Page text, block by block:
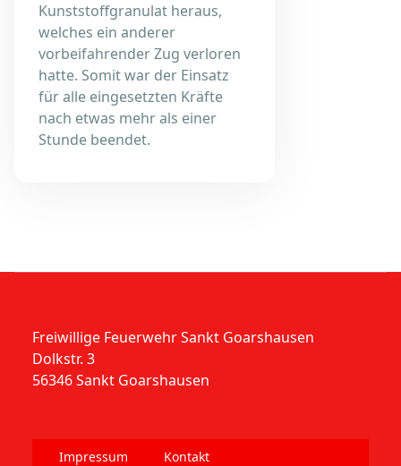
Kunststoffgranulat heraus,
welches ein anderer
vorbeifahrender Zug verloren
hatte. Somit war der Einsatz
für alle eingesetzten Kräfte
nach etwas mehr als einer
Stunde beendet.
Freiwillige Feuerwehr Sankt Goarshausen
Dolkstr. 3
56346 Sankt Goarshausen
Impressum Kontakt